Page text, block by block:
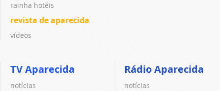
rainha hotéis
revista de aparecida
vídeos
TV Aparecida
notícias
Rádio Aparecida
notícias